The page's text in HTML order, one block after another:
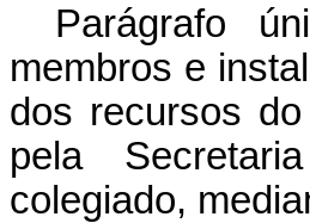
Parágrafo
membros e
dos recursos
pela
colegiado,